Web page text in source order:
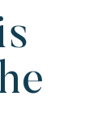
Villages
Villages